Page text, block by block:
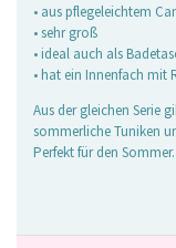
• aus pflegeleichtem
• sehr groß
• ideal auch als
• hat ein Innenfach mit
Aus der gleichen Serie
sommerliche Tuniken
Perfekt für den Sommer.